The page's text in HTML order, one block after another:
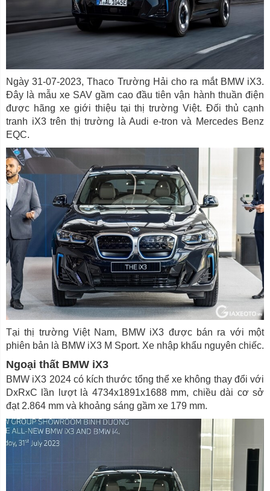
Ngày 31-07-2023, Thaco Trường Hải cho ra mắt BMW iX3.
Đây là mẫu xe SAV gầm cao đầu tiên vận hành thuần điện
được hãng xe giới thiệu tại thị trường Việt. Đối thủ cạnh
tranh iX3 trên thị trường là Audi e-tron và Mercedes Benz
EQC.
Tại thị trường Việt Nam, BMW iX3 được bán ra với một
phiên bản là BMW iX3 M Sport. Xe nhập khẩu nguyên chiếc.
Ngoại thất BMW iX3
BMW iX3 2024 có kích thước tổng thể xe không thay đổi với
DxRxC lần lượt là 4734x1891x1688 mm, chiều dài cơ sở
đạt 2.864 mm và khoảng sáng gầm xe 179 mm.